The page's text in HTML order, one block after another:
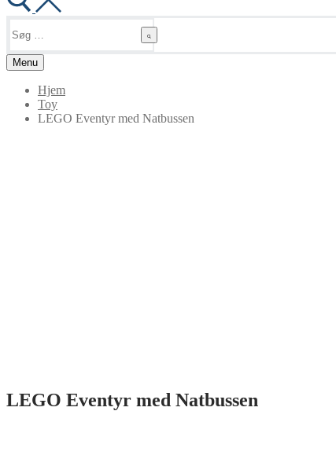
efter:
Menu
Hjem
Toy
LEGO Eventyr med Natbussen
LEGO Eventyr med Natbussen